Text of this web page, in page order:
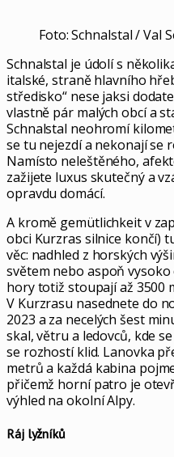
Foto: Schnalstal / Val
Schnalstal je údolí s
italské, straně hlavního
středisko“ nese jaksi
vlastně pár malých obcí a
Schnalstal neohromí
se tu nejezdí a nekonají se
Namísto neleštěného,
zažijete luxus skutečný a
opravdu domácí.
A kromě gemütlichkeit v
obci Kurzras silnice končí)
věc: nadhled z horských
světem nebo aspoň
hory totiž stoupají až 3500
V Kurzrasu nasednete do
2023 a za necelých šest
skal, větru a ledovců, kde
se rozhostí klid. Lanovka
metrů a každá kabina
přičemž horní patro je
výhled na okolní Alpy.
Ráj lyžníků